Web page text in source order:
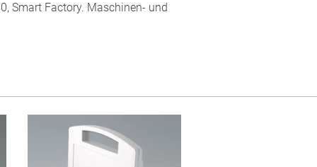
Smart Factory. Maschinen- und